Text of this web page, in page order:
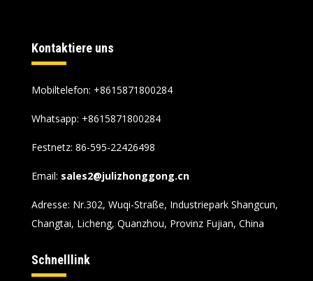
Kontaktiere uns
Mobiltelefon: +8615871800284
Whatsapp: +8615871800284
Festnetz: 86-595-22426498
Email: sales2@julizhonggong.cn
Adresse: Nr.302, Wuqi-Straße, Industriepark Shangcun,
Changtai, Licheng, Quanzhou, Provinz Fujian, China
Schnelllink